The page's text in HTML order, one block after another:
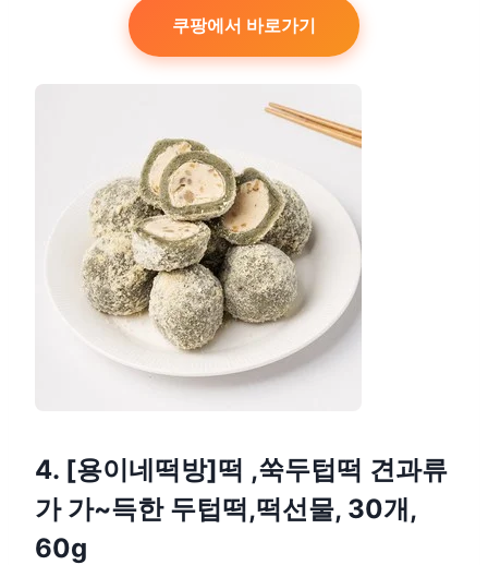
쿠팡에서 바로가기
4. [용이네떡방]떡 ,쑥두텁떡 견과류
가 가~득한 두텁떡,떡선물, 30개,
60g